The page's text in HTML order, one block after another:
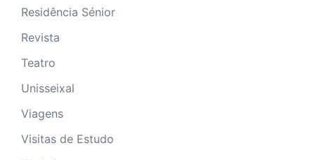
Residência Sénior
Revista
Teatro
Unisseixal
Viagens
Visitas de Estudo